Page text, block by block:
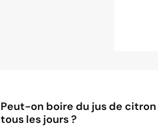
Peut-on boire du jus de citron
tous les jours ?